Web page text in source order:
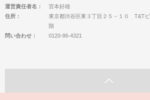
運営責任者名：
宮本好雄
住所：
東京都渋谷区東３丁目２５－１０ T&T
階
問い合わせ：
0120-86-4321